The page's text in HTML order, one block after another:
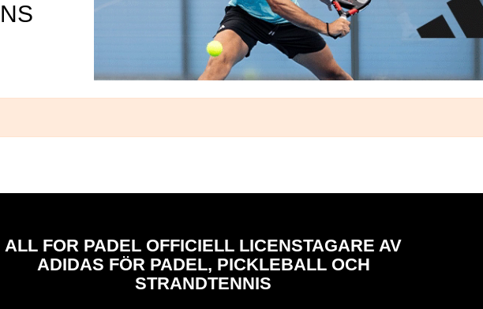
ALL FOR PADEL OFFICIELL LICENSTAGARE AV
ADIDAS FÖR PADEL, PICKLEBALL OCH
STRANDTENNIS